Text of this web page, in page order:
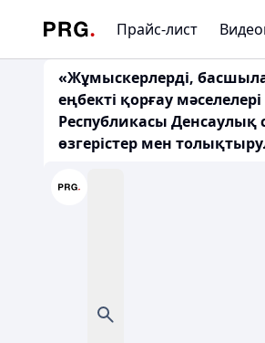
Прайс-лист
«Жұмыскерлерді,
еңбекті қорғау
Республикасы Денсаулық
өзгерістер мен